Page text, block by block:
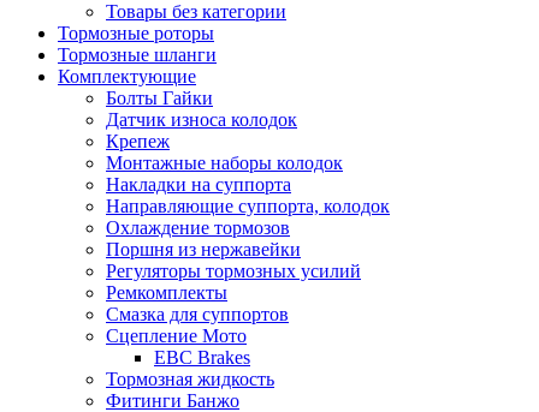
Товары без категории
Тормозные роторы
Тормозные шланги
Комплектующие
Болты Гайки
Датчик износа колодок
Крепеж
Монтажные наборы колодок
Накладки на суппорта
Направляющие суппорта, колодок
Охлаждение тормозов
Поршня из нержавейки
Регуляторы тормозных усилий
Ремкомплекты
Смазка для суппортов
Сцепление Мото
EBC Brakes
Тормозная жидкость
Фитинги Банжо